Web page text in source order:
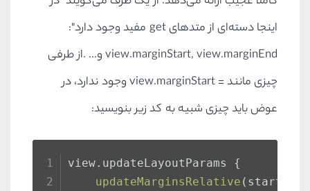
اینجا دسته‌ای از متدهایget مفید وجود دارد":
view.marginStart, view.marginEndو... .از طرفی
چیزی مانندview.marginStart =وجود ندارد، در
عوض باید چیزی شبیه به کد زیر بنویسید:
view. updateLayoutParams
{
updateMarginsRelative (start =